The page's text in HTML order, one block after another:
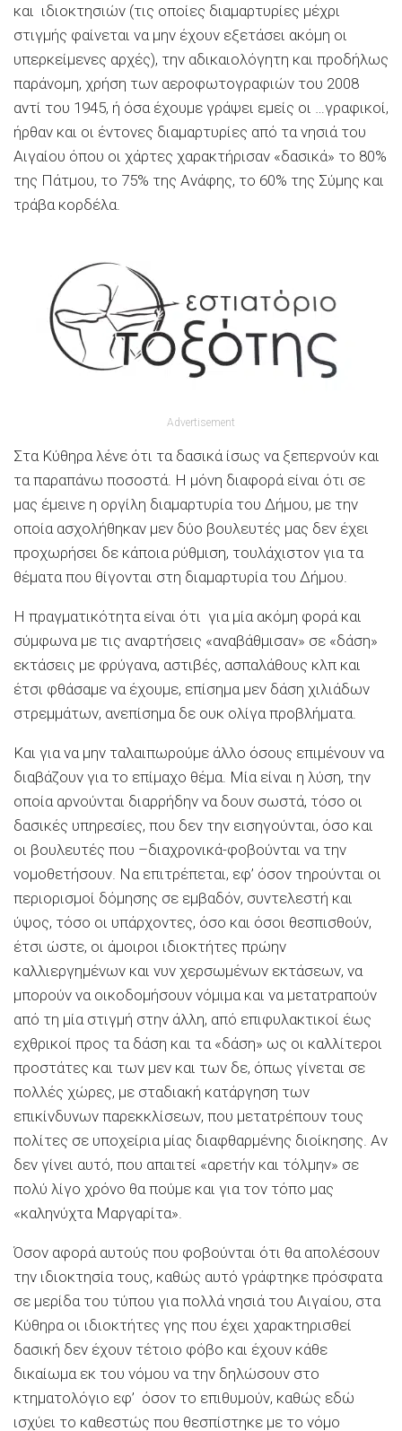
και ιδιοκτησιών (τις οποίες διαμαρτυρίες μέχρι
στιγμής φαίνεται να μην έχουν εξετάσει ακόμη οι
υπερκείμενες αρχές), την αδικαιολόγητη και προδήλως
παράνομη, χρήση των αεροφωτογραφιών του 2008
αντί του 1945, ή όσα έχουμε γράψει εμείς οι …γραφικοί,
ήρθαν και οι έντονες διαμαρτυρίες από τα νησιά του
Αιγαίου όπου οι χάρτες χαρακτήρισαν «δασικά» το 80%
της Πάτμου, το 75% της Ανάφης, το 60% της Σύμης και
τράβα κορδέλα.
Advertisement
Στα Κύθηρα λένε ότι τα δασικά ίσως να ξεπερνούν και
τα παραπάνω ποσοστά. Η μόνη διαφορά είναι ότι σε
μας έμεινε η οργίλη διαμαρτυρία του Δήμου, με την
οποία ασχολήθηκαν μεν δύο βουλευτές μας δεν έχει
προχωρήσει δε κάποια ρύθμιση, τουλάχιστον για τα
θέματα που θίγονται στη διαμαρτυρία του Δήμου.
Η πραγματικότητα είναι ότι για μία ακόμη φορά και
σύμφωνα με τις αναρτήσεις «αναβάθμισαν» σε «δάση»
εκτάσεις με φρύγανα, αστιβές, ασπαλάθους κλπ και
έτσι φθάσαμε να έχουμε, επίσημα μεν δάση χιλιάδων
στρεμμάτων, ανεπίσημα δε ουκ ολίγα προβλήματα.
Και για να μην ταλαιπωρούμε άλλο όσους επιμένουν να
διαβάζουν για το επίμαχο θέμα. Μία είναι η λύση, την
οποία αρνούνται διαρρήδην να δουν σωστά, τόσο οι
δασικές υπηρεσίες, που δεν την εισηγούνται, όσο και
οι βουλευτές που –διαχρονικά-φοβούνται να την
νομοθετήσουν. Να επιτρέπεται, εφ’ όσον τηρούνται οι
περιορισμοί δόμησης σε εμβαδόν, συντελεστή και
ύψος, τόσο οι υπάρχοντες, όσο και όσοι θεσπισθούν,
έτσι ώστε, οι άμοιροι ιδιοκτήτες πρώην
καλλιεργημένων και νυν χερσωμένων εκτάσεων, να
μπορούν να οικοδομήσουν νόμιμα και να μετατραπούν
από τη μία στιγμή στην άλλη, από επιφυλακτικοί έως
εχθρικοί προς τα δάση και τα «δάση» ως οι καλλίτεροι
προστάτες και των μεν και των δε, όπως γίνεται σε
πολλές χώρες, με σταδιακή κατάργηση των
επικίνδυνων παρεκκλίσεων, που μετατρέπουν τους
πολίτες σε υποχείρια μίας διαφθαρμένης διοίκησης. Αν
δεν γίνει αυτό, που απαιτεί «αρετήν και τόλμην» σε
πολύ λίγο χρόνο θα πούμε και για τον τόπο μας
«καληνύχτα Μαργαρίτα».
Όσον αφορά αυτούς που φοβούνται ότι θα απολέσουν
την ιδιοκτησία τους, καθώς αυτό γράφτηκε πρόσφατα
σε μερίδα του τύπου για πολλά νησιά του Αιγαίου, στα
Κύθηρα οι ιδιοκτήτες γης που έχει χαρακτηρισθεί
δασική δεν έχουν τέτοιο φόβο και έχουν κάθε
δικαίωμα εκ του νόμου να την δηλώσουν στο
κτηματολόγιο εφ’ όσον το επιθυμούν, καθώς εδώ
ισχύει το καθεστώς που θεσπίστηκε με το νόμο